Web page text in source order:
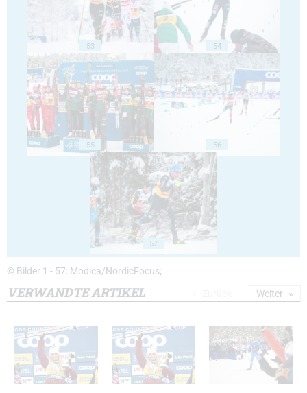
53 54
55 56
57
© Bilder 1 - 57: Modica/NordicFocus;
VERWANDTE ARTIKEL Weiter